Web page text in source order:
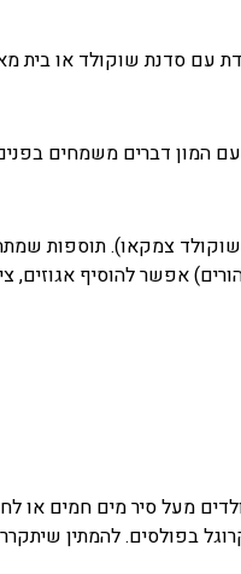
עם סדנת שוקולד או בית
המון דברים משמחים
שוקולד צמקאו). תוספות
אפשר להוסיף אגוזים,
מעל סיר מים חמים או
בפולסים. להמתין